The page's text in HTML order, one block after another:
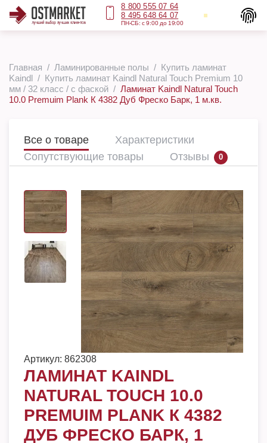
8 800 555 07 64
8 495 648 64 07
ПН-СБ: с 9:00 до 19:00
Главная Ламинированные полы
Купить ламинат
Kaindl
Купить ламинат Kaindl Natural Touch Premium 10
мм / 32 класс / с фаской
Ламинат Kaindl Natural Touch
10.0 Premuim Plank К 4382 Дуб Фреско Барк, 1 м.кв.
Все о товаре
Характеристики
Сопутствующие товары
Отзывы 0
Артикул: 862308
ЛАМИНАТ KAINDL
NATURAL TOUCH 10.0
PREMUIM PLANK К 4382
ДУБ ФРЕСКО БАРК, 1